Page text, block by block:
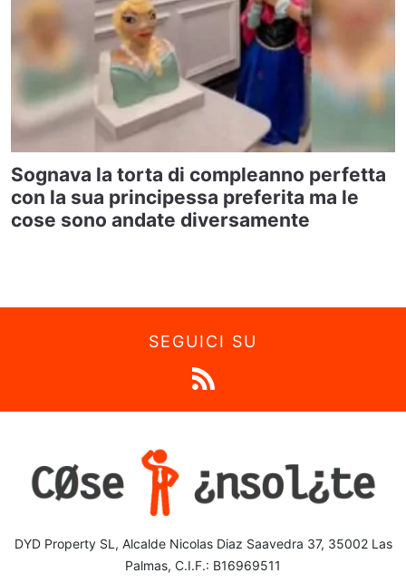
Sognava la torta di compleanno perfetta
con la sua principessa preferita ma le
cose sono andate diversamente
SEGUICI SU
DYD Property SL, Alcalde Nicolas Diaz Saavedra 37, 35002 Las
Palmas, C.I.F.: B16969511